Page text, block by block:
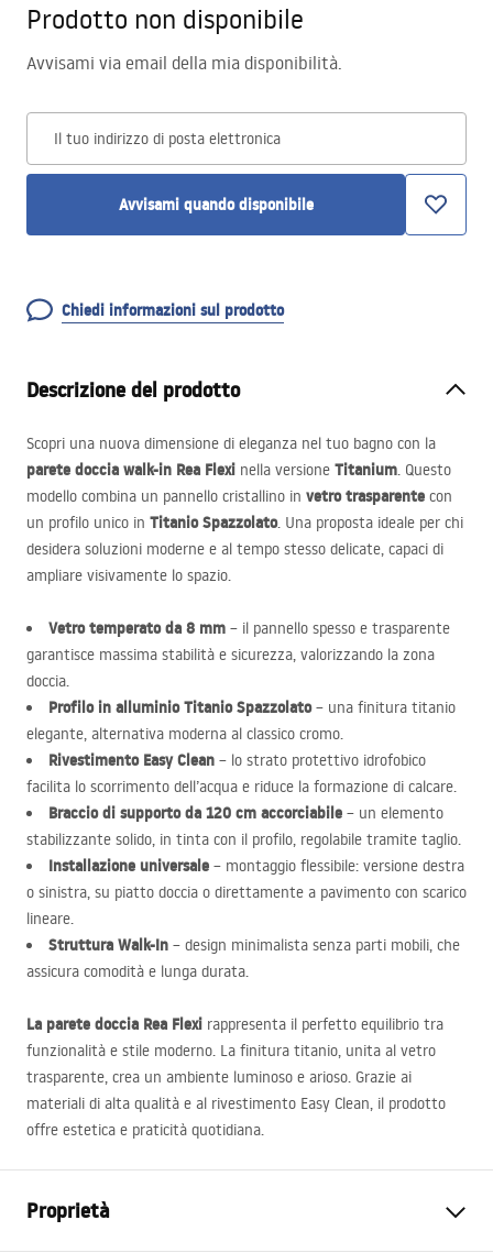
Prodotto non disponibile
Avvisami via email della mia disponibilità.
Il tuo indirizzo di posta elettronica
Avvisami quando disponibile
Chiedi informazioni sul prodotto
Descrizione del prodotto
Scopri una nuova dimensione di eleganza nel tuo bagno con la
parete doccia walk-in Rea Flexi nella versione Titanium. Questo
modello combina un pannello cristallino in vetro trasparente con
un profilo unico in Titanio Spazzolato. Una proposta ideale per chi
desidera soluzioni moderne e al tempo stesso delicate, capaci di
ampliare visivamente lo spazio.
Vetro temperato da 8 mm – il pannello spesso e trasparente
garantisce massima stabilità e sicurezza, valorizzando la zona
doccia.
Profilo in alluminio Titanio Spazzolato– una finitura titanio
elegante, alternativa moderna al classico cromo.
Rivestimento Easy Clean – lo strato protettivo idrofobico
facilita lo scorrimento dell’acqua e riduce la formazione di calcare.
Braccio di supporto da 120 cm accorciabile – un elemento
stabilizzante solido, in tinta con il profilo, regolabile tramite taglio.
Installazione universale – montaggio flessibile: versione destra
o sinistra, su piatto doccia o direttamente a pavimento con scarico
lineare.
Struttura Walk-In – design minimalista senza parti mobili, che
assicura comodità e lunga durata.
La parete doccia Rea Flexi rappresenta il perfetto equilibrio tra
funzionalità e stile moderno. La finitura titanio, unita al vetro
trasparente, crea un ambiente luminoso e arioso. Grazie ai
materiali di alta qualità e al rivestimento Easy Clean, il prodotto
offre estetica e praticità quotidiana.
Proprietà